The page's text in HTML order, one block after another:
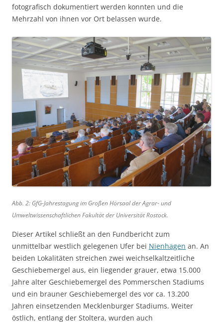
fotografisch dokumentiert werden konnten und die
Mehrzahl von ihnen vor Ort belassen wurde.
Abb. 2: GfG-Jahrestagung im Großen Hörsaal der Agrar- und
Umweltwissenschaftlichen Fakultät der Universität Rostock.
Dieser Artikel schließt an den Fundbericht zum
unmittelbar westlich gelegenen Ufer bei Nienhagen an. An
beiden Lokalitäten streichen zwei weichselkaltzeitliche
Geschiebemergel aus, ein liegender grauer, etwa 15.000
Jahre alter Geschiebemergel des Pommerschen Stadiums
und ein brauner Geschiebemergel des vor ca. 13.200
Jahren einsetzenden Mecklenburger Stadiums. Weiter
östlich, entlang der Stoltera, wurden auch